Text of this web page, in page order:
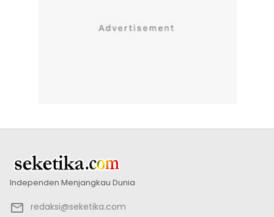
Independen Menjangkau Dunia
redaksi@seketika.com